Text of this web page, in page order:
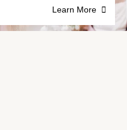
Learn More